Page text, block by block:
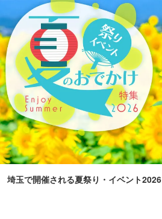
埼玉で開催される夏祭り・イベント2026